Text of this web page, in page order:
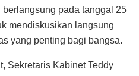
berlangsung pada tanggal 25
mendiskusikan langsung
yang penting bagi bangsa.
Sekretaris Kabinet Teddy